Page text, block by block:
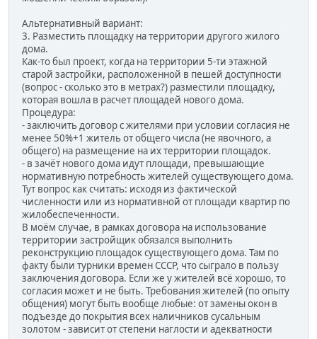
Альтернативный вариант:
3. Разместить площадку на территории другого жилого
дома.
Как-то был проект, когда на территории 5-ти этажной
старой застройки, расположенной в пешей доступности
(вопрос - сколько это в метрах?) разместили площадку,
которая вошла в расчет площадей нового дома.
Процедура:
- заключить договор с жителями при условии согласия не
менее 50%+1 житель от общего числа (не явочного, а
общего) на размещение на их территории площадок.
- в зачёт нового дома идут площади, превышающие
нормативную потребность жителей существующего дома.
Тут вопрос как считать: исходя из фактической
численности или из нормативной от площади квартир по
жилобеспеченности.
В моём случае, в рамках договора на использование
территории застройщик обязался выполнить
реконструкцию площадок существующего дома. Там по
факту были турники времен СССР, что сыграло в пользу
заключения договора. Если же у жителей всё хорошо, то
согласия может и не быть. Требования жителей (по опыту
общения) могут быть вообще любые: от замены окон в
подъезде до покрытия всех наличников сусальным
золотом - зависит от степени наглости и адекватности